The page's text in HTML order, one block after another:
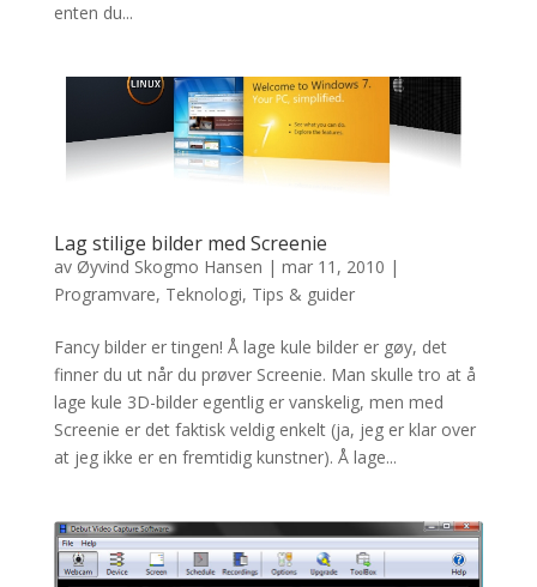
enten du...
Lag stilige bilder med Screenie
av Øyvind Skogmo Hansen | mar 11, 2010 |
Programvare, Teknologi, Tips & guider
Fancy bilder er tingen! Å lage kule bilder er gøy, det
finner du ut når du prøver Screenie. Man skulle tro at å
lage kule 3D-bilder egentlig er vanskelig, men med
Screenie er det faktisk veldig enkelt (ja, jeg er klar over
at jeg ikke er en fremtidig kunstner). Å lage...